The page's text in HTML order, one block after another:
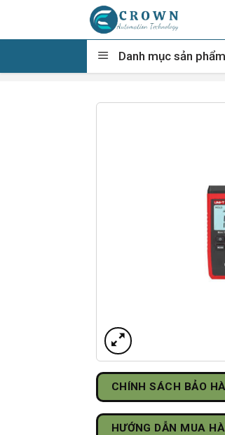
content
Danh mục sản phẩm
CHÍNH SÁCH BẢO
HƯỚNG DẪN MUA